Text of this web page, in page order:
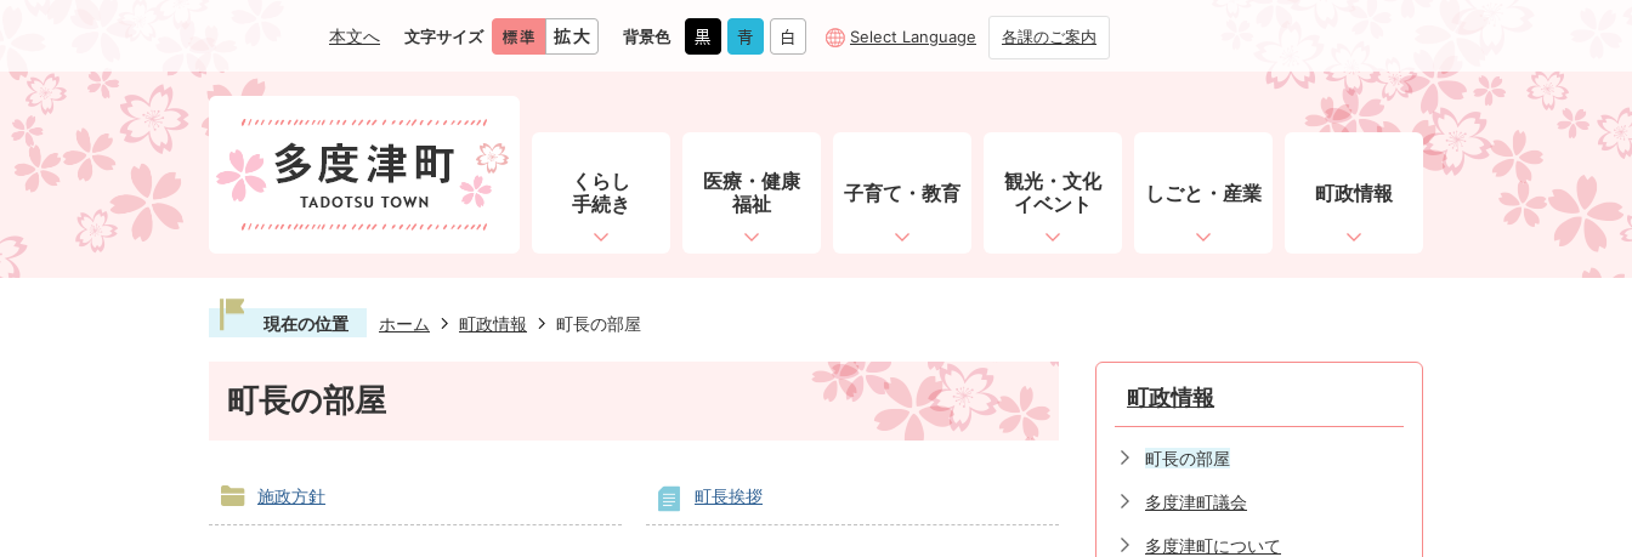
本文へ 文字サイズ 背景色 Select Language 各課のご案内
くらし
手続き
医療・健康
福祉
子育て・教育
観光・文化
イベント
しごと・産業 町政情報
現在の位置 ホーム 町政情報 町長の部屋
町長の部屋
施政方針 町長挨拶
町政情報
町長の部屋
多度津町議会
多度津町について